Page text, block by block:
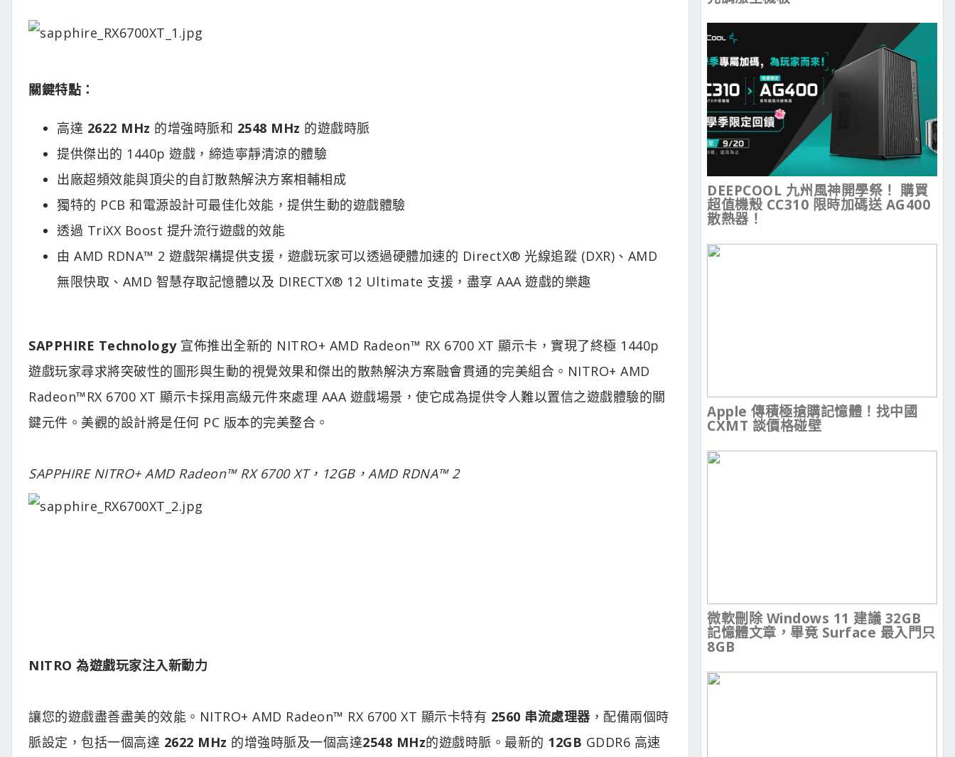
關鍵特點：
高達 2622 MHz 的增強時脈和 2548 MHz 的遊戲時脈
提供傑出的 1440p 遊戲，締造寧靜清涼的體驗
出廠超頻效能與頂尖的自訂散熱解決方案相輔相成
獨特的 PCB 和電源設計可最佳化效能，提供生動的遊戲體驗
透過 TriXX Boost 提升流行遊戲的效能
由 AMD RDNA™ 2 遊戲架構提供支援，遊戲玩家可以透過硬體加速的 DirectX® 光線追蹤 (DXR)、AMD
無限快取、AMD 智慧存取記憶體以及 DIRECTX® 12 Ultimate 支援，盡享 AAA 遊戲的樂趣
SAPPHIRE Technology 宣佈推出全新的 NITRO+ AMD Radeon™ RX 6700 XT 顯示卡，實現了終極 1440p
遊戲玩家尋求將突破性的圖形與生動的視覺效果和傑出的散熱解決方案融會貫通的完美組合。NITRO+ AMD
Radeon™RX 6700 XT 顯示卡採用高級元件來處理 AAA 遊戲場景，使它成為提供令人難以置信之遊戲體驗的關
鍵元件。美觀的設計將是任何 PC 版本的完美整合。
SAPPHIRE NITRO+ AMD Radeon™ RX 6700 XT，12GB，AMD RDNA™ 2
NITRO 為遊戲玩家注入新動力
讓您的遊戲盡善盡美的效能。NITRO+ AMD Radeon™ RX 6700 XT 顯示卡特有 2560 串流處理器 ，配備兩個時
脈設定，包括一個高達 2622 MHz 的增強時脈及一個高達2548 MHz的遊戲時脈。最新的 12GB GDDR6 高速
DEEPCOOL 九州風神開學祭！ 購買
超值機殼 CC310 限時加碼送 AG400
散熱器！
Apple 傳積極搶購記憶體！找中國
CXMT 談價格碰壁
微軟刪除 Windows 11 建議 32GB
記憶體文章，畢竟 Surface 最入門只
8GB